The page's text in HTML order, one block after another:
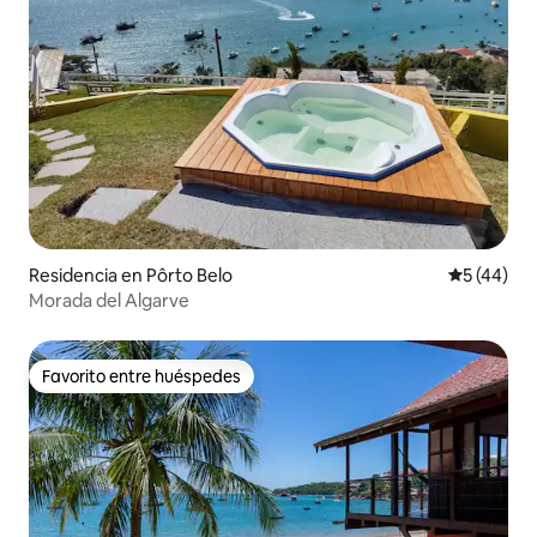
Residencia en Pôrto Belo
5 (44)
Morada del Algarve
Favorito entre huéspedes
Favorito entre huéspedes